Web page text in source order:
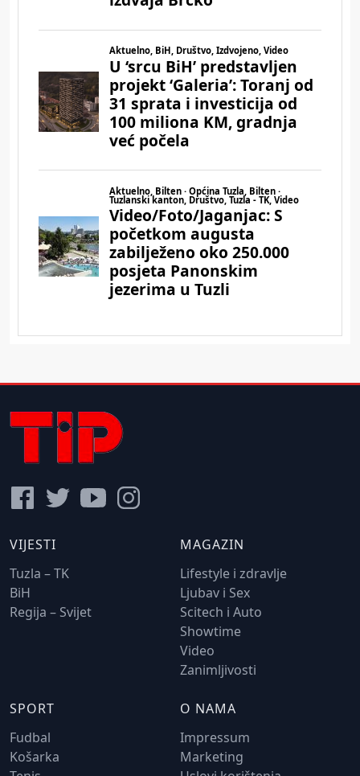
VIJESTI
Tuzla – TK
BiH
Regija – Svijet
MAGAZIN
Lifestyle i zdravlje
Ljubav i Sex
Scitech i Auto
Showtime
Video
Zanimljivosti
SPORT
Fudbal
Košarka
O NAMA
Impressum
Marketing